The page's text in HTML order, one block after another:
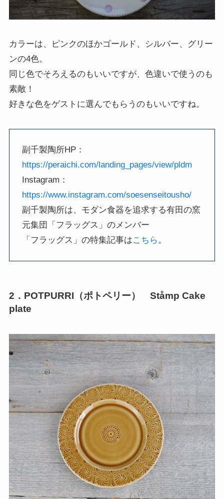
カラーは、ピンクのほかゴールド、シルバー、グリー
ンの4色。
同じ色でそろえるのもいいですが、色違いで使うのも
素敵！
好きな色をゲストに選んでもらうのもいいですね。
副千製陶所HP：
https://peraichi.com/landing_pages/view/pldm
Instagram：
https://www.instagram.com/soesenseitousho/
副千製陶所は、モダン食器を追求する有田の窯
元集団「フラッグス」のメンバー
「フラッグス」の特集記事はこちら。
2．POTPURRI（ポトペリー） Ståmp Cake
plate